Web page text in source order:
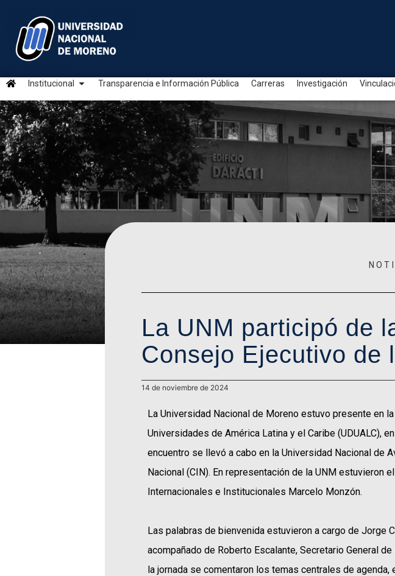
Institucional Transparencia e Información Pública Carreras Investigación
La UNM participó de
Consejo Ejecutivo de
14 de noviembre de 2024
La Universidad Nacional de Moreno estuvo presente en
Universidades de América Latina y el Caribe (UDUALC),
encuentro se llevó a cabo en la Universidad Nacional de
Nacional (CIN). En representación de la UNM estuvieron
Internacionales e Institucionales Marcelo Monzón.
Las palabras de bienvenida estuvieron a cargo de Jorge
acompañado de Roberto Escalante, Secretario General
la jornada se comentaron los temas centrales de